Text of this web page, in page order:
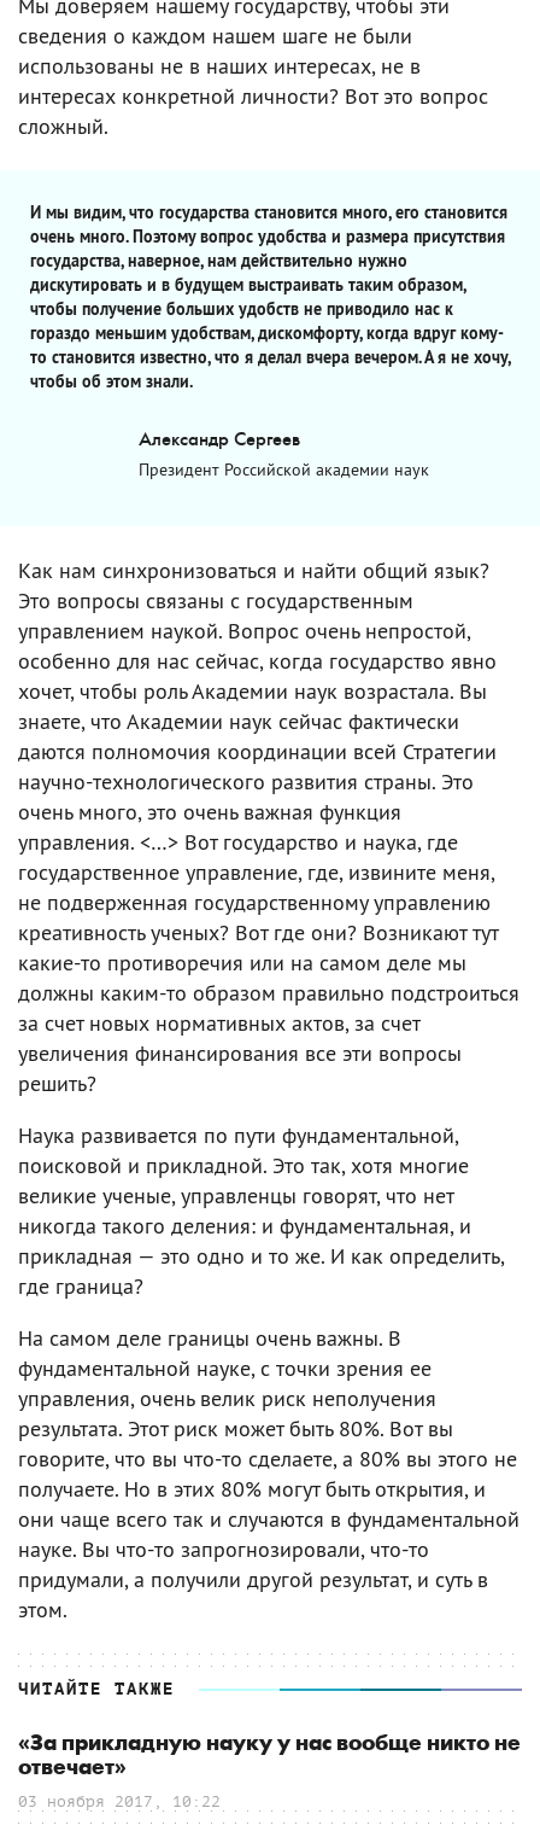
сведения о каждом нашем шаге не были
использованы не в наших интересах, не в
интересах конкретной личности? Вот это вопрос
сложный.
И мы видим, что государства становится много, его становится
очень много. Поэтому вопрос удобства и размера присутствия
государства, наверное, нам действительно нужно
дискутировать и в будущем выстраивать таким образом,
чтобы получение больших удобств не приводило нас к
гораздо меньшим удобствам, дискомфорту, когда вдруг кому-
то становится известно, что я делал вчера вечером. А я не хочу,
чтобы об этом знали.
Александр Сергеев
Президент Российской академии наук
Как нам синхронизоваться и найти общий язык?
Это вопросы связаны с государственным
управлением наукой. Вопрос очень непростой,
особенно для нас сейчас, когда государство явно
хочет, чтобы роль Академии наук возрастала. Вы
знаете, что Академии наук сейчас фактически
даются полномочия координации всей Стратегии
научно-технологического развития страны. Это
очень много, это очень важная функция
управления. <…> Вот государство и наука, где
государственное управление, где, извините меня,
не подверженная государственному управлению
креативность ученых? Вот где они? Возникают тут
какие-то противоречия или на самом деле мы
должны каким-то образом правильно подстроиться
за счет новых нормативных актов, за счет
увеличения финансирования все эти вопросы
решить?
Наука развивается по пути фундаментальной,
поисковой и прикладной. Это так, хотя многие
великие ученые, управленцы говорят, что нет
никогда такого деления: и фундаментальная, и
прикладная — это одно и то же. И как определить,
где граница?
На самом деле границы очень важны. В
фундаментальной науке, с точки зрения ее
управления, очень велик риск неполучения
результата. Этот риск может быть 80%. Вот вы
говорите, что вы что-то сделаете, а 80% вы этого не
получаете. Но в этих 80% могут быть открытия, и
они чаще всего так и случаются в фундаментальной
науке. Вы что-то запрогнозировали, что-то
придумали, а получили другой результат, и суть в
этом.
ЧИТАЙТЕ ТАКЖЕ
«За прикладную науку у нас вообще никто не
отвечает»
03 ноября 2017, 10:22